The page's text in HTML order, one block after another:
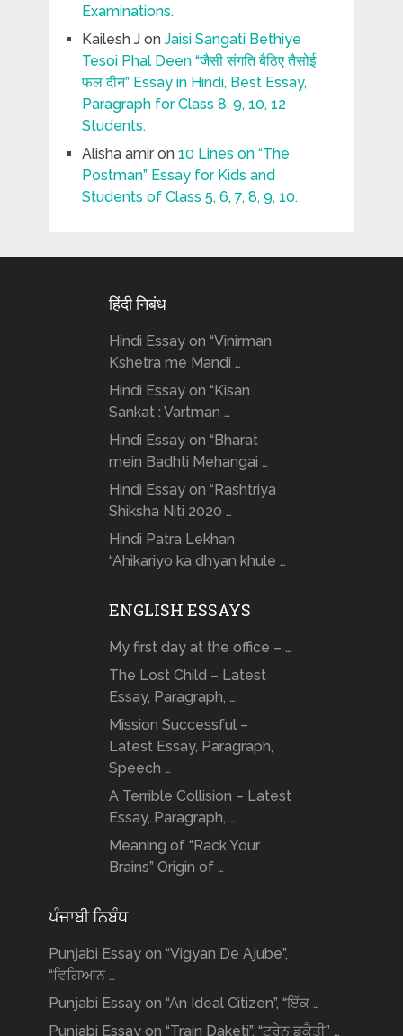
Examinations.
Kailesh Jon Jaisi Sangati Bethiye
Tesoi Phal Deen “जैसी संगति बैठिए तैसोई
फल दीन” Essay in Hindi, Best Essay,
Paragraph for Class 8, 9, 10, 12
Students.
Alisha amiron 10 Lines on “The
Postman” Essay for Kids and
Students of Class 5, 6, 7, 8, 9, 10.
हिंदी निबंध
Hindi Essay on “Vinirman
Kshetra me Mandi …
Hindi Essay on “Kisan
Sankat : Vartman …
Hindi Essay on “Bharat
mein Badhti Mehangai …
Hindi Essay on “Rashtriya
Shiksha Niti 2020 …
Hindi Patra Lekhan
“Ahikariyo ka dhyan khule …
ENGLISH ESSAYS
My first day at the office – …
The Lost Child – Latest
Essay, Paragraph, …
Mission Successful –
Latest Essay, Paragraph,
Speech …
A Terrible Collision – Latest
Essay, Paragraph, …
Meaning of “Rack Your
Brains” Origin of …
ਪੰਜਾਬੀ ਨਿਬੰਧ
Punjabi Essay on “Vigyan De Ajube”,
“ਵਿਗਿਆਨ …
Punjabi Essay on “An Ideal Citizen”, “ਇੱਕ …
Punjabi Essay on “Train Daketi”, “ਟ੍ਰੇਨ ਡਕੈਤੀ” …